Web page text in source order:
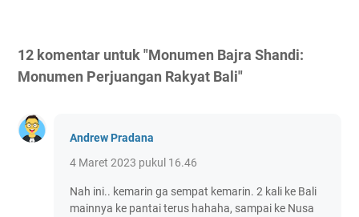
12 komentar untuk "Monumen Bajra Shandi:
Monumen Perjuangan Rakyat Bali"
Andrew Pradana
4 Maret 2023 pukul 16.46
Nah ini.. kemarin ga sempat kemarin. 2 kali ke Bali
mainnya ke pantai terus hahaha, sampai ke Nusa